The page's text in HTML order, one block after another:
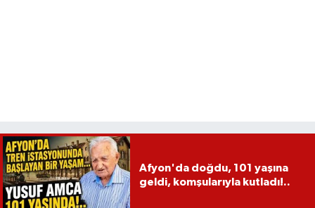
Afyon'da doğdu, 101 yaşına
geldi, komşularıyla kutladı!..